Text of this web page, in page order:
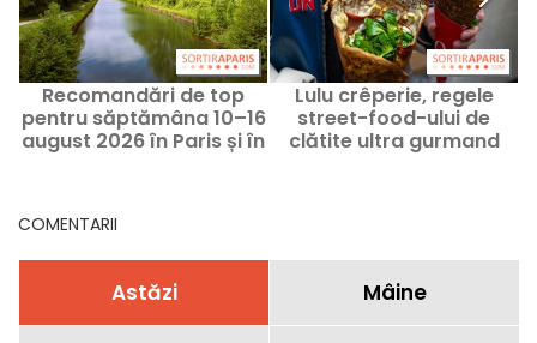
Recomandări de top
pentru săptămâna 10–16
august 2026 în Paris și în
Lulu crêperie, regele
street-food-ului de
clătite ultra gurmand
COMENTARII
Astăzi Mâine